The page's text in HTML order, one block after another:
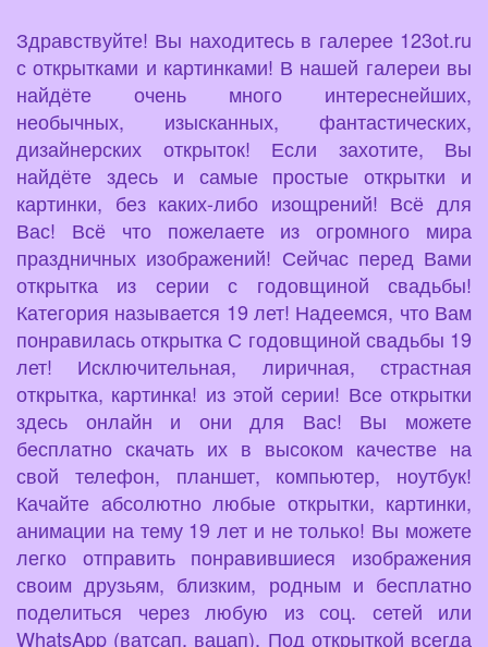
Здравствуйте! Вы находитесь в галерее 123ot.ru
с открытками и картинками! В нашей галереи вы
найдёте очень много интереснейших,
необычных, изысканных, фантастических,
дизайнерских открыток! Если захотите, Вы
найдёте здесь и самые простые открытки и
картинки, без каких-либо изощрений! Всё для
Вас! Всё что пожелаете из огромного мира
праздничных изображений! Сейчас перед Вами
открытка из серии с годовщиной свадьбы!
Категория называется 19 лет! Надеемся, что Вам
понравилась открытка С годовщиной свадьбы 19
лет! Исключительная, лиричная, страстная
открытка, картинка! из этой серии! Все открытки
здесь онлайн и они для Вас! Вы можете
бесплатно скачать их в высоком качестве на
свой телефон, планшет, компьютер, ноутбук!
Качайте абсолютно любые открытки, картинки,
анимации на тему 19 лет и не только! Вы можете
легко отправить понравившиеся изображения
своим друзьям, близким, родным и бесплатно
поделиться через любую из соц. сетей или
WhatsApp (ватсап, вацап). Под открыткой всегда